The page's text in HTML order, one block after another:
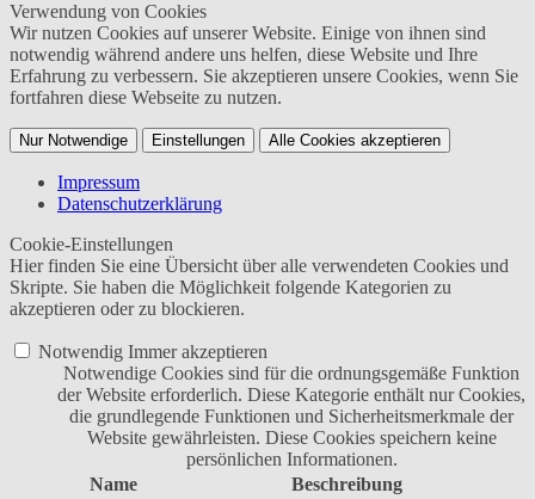
Verwendung von Cookies
Wir nutzen Cookies auf unserer Website. Einige von ihnen sind
notwendig während andere uns helfen, diese Website und Ihre
Erfahrung zu verbessern. Sie akzeptieren unsere Cookies, wenn Sie
fortfahren diese Webseite zu nutzen.
Nur Notwendige Einstellungen Alle Cookies akzeptieren
Impressum
Datenschutzerklärung
Cookie-Einstellungen
Hier finden Sie eine Übersicht über alle verwendeten Cookies und
Skripte. Sie haben die Möglichkeit folgende Kategorien zu
akzeptieren oder zu blockieren.
Notwendig Immer akzeptieren
Notwendige Cookies sind für die ordnungsgemäße Funktion
der Website erforderlich. Diese Kategorie enthält nur Cookies,
die grundlegende Funktionen und Sicherheitsmerkmale der
Website gewährleisten. Diese Cookies speichern keine
persönlichen Informationen.
Name
Beschreibung